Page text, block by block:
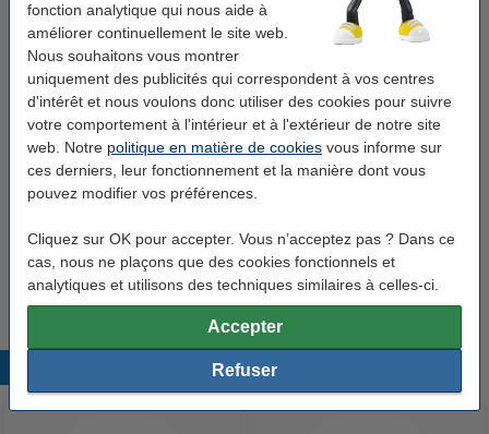
fonction analytique qui nous aide à
améliorer continuellement le site web.
Nous souhaitons vous montrer
uniquement des publicités qui correspondent à vos centres
d'intérêt et nous voulons donc utiliser des cookies pour suivre
votre comportement à l'intérieur et à l'extérieur de notre site
web. Notre politique en matière de cookies vous informe sur
ces derniers, leur fonctionnement et la manière dont vous
pouvez modifier vos préférences.
Cliquez sur OK pour accepter. Vous n’acceptez pas ? Dans ce
cas, nous ne plaçons que des cookies fonctionnels et
analytiques et utilisons des techniques similaires à celles-ci.
Accepter
Refuser
Code produit: 300983
Pack avantageux ! 10 + 2 gratuit
Offre : 12x 123encre stylo à bille effaçable -
19,50 €
Bon plan : commandez également des recharges
123encre recharge pour stylo à bille effaçable
(3 pièces) - noir
4,25 €
Produits populaires